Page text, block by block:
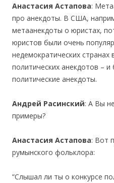
Анастасия Астапова:
про анекдоты. В США,
метаанекдоты о юристах,
юристов были очень
недемократических странах
политических анекдотов –
политические анекдоты.
Андрей Расинский: А Вы
примеры?
Анастасия Астапова: Вот
румынского фольклора:
“Слышал ли ты о конкурсе